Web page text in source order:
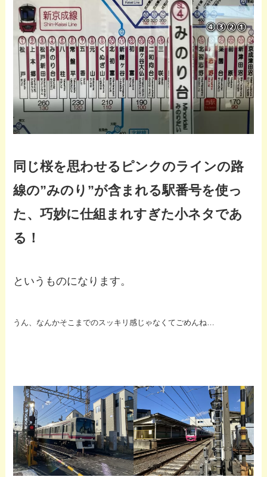
同じ桜を思わせるピンクのラインの路
線の”みのり”が含まれる駅番号を使っ
た、巧妙に仕組まれすぎた小ネタであ
る！
というものになります。
うん、なんかそこまでのスッキリ感じゃなくてごめんね…